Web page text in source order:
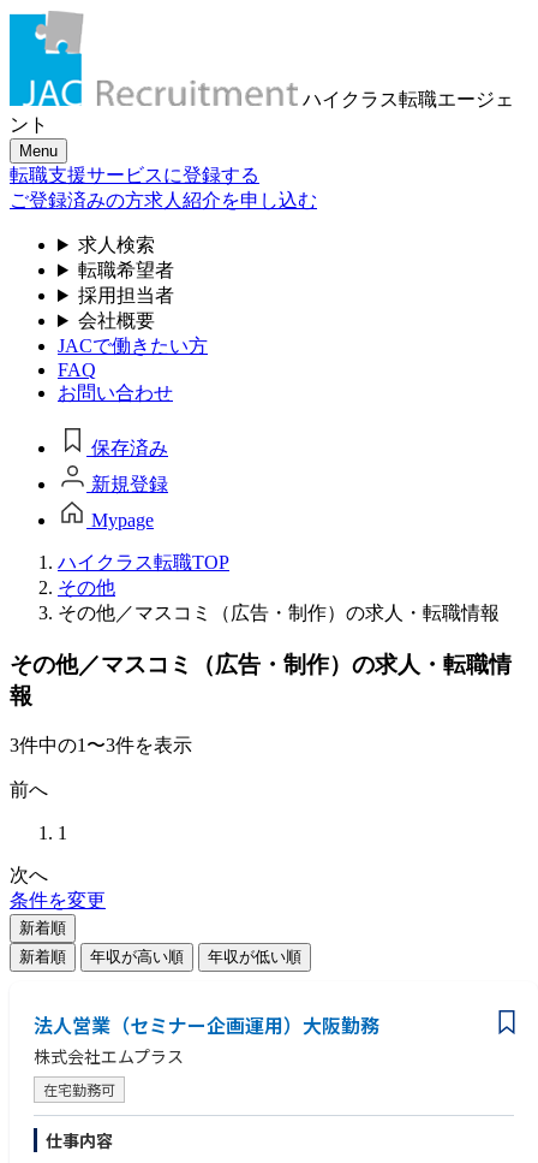
ハイクラス転職エージェ
ント
Menu
転職支援サービスに登録する
ご登録済みの方求人紹介を申し込む
求人検索
転職希望者
採用担当者
会社概要
JACで働きたい方
FAQ
お問い合わせ
保存済み
新規登録
Mypage
ハイクラス転職TOP
その他
その他／マスコミ（広告・制作）の求人・転職情報
その他／マスコミ（広告・制作）の求人・転職情
報
3件中の1〜3件を表示
前へ
1
次へ
条件を変更
新着順
新着順
年収が高い順 年収が低い順
法人営業（セミナー企画運用）大阪勤務
株式会社エムプラス
在宅勤務可
仕事内容